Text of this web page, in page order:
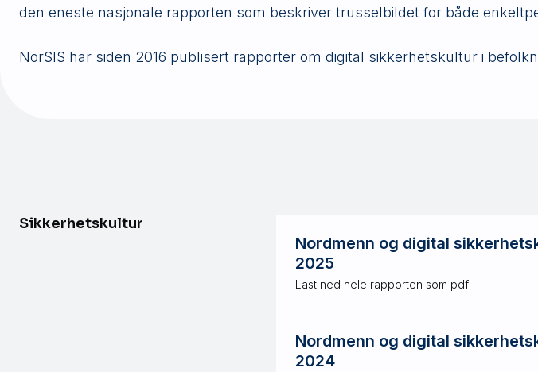
den eneste nasjonale rapporten som beskriver trusselbildet for både
NorSIS har siden 2016 publisert rapporter om digital sikkerhetskultur i
Sikkerhetskultur
Nordmenn og digital
2025
Last ned hele rapporten som pdf
Nordmenn og digital
2024